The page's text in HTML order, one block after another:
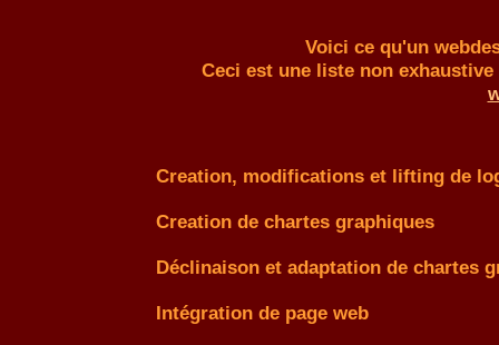
Voici ce qu'un
Ceci est une liste non
Creation, modifications et lifting de
Creation de chartes graphiques
Déclinaison et adaptation de chartes
Intégration de page web